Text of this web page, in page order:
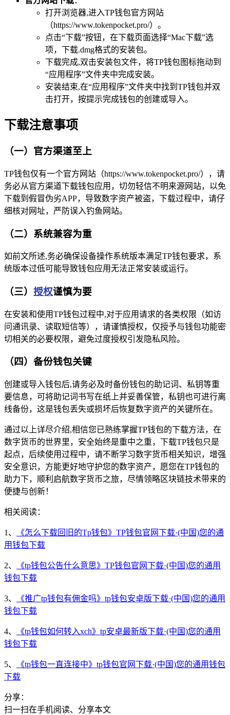
打开浏览器,进入TP钱包官方网站
（https://www.tokenpocket.pro/）。
点击“下载”按钮，在下载页面选择“Mac下载”选
项，下载.dmg格式的安装包。
下载完成,双击安装包文件，将TP钱包图标拖动到
“应用程序”文件夹中完成安装。
安装结束,在“应用程序”文件夹中找到TP钱包并双
击打开，按提示完成钱包的创建或导入。
下载注意事项
（一）官方渠道至上
TP钱包仅有一个官方网站（https://www.tokenpocket.pro/），请
务必从官方渠道下载钱包应用，切勿轻信不明来源网站，以免
下载到假冒伪劣APP，导致数字资产被盗，下载过程中，请仔
细核对网址，严防误入钓鱼网站。
（二）系统兼容为重
如前文所述,务必确保设备操作系统版本满足TP钱包要求，系
统版本过低可能导致钱包应用无法正常安装或运行。
（三） 授权谨慎为要
在安装和使用TP钱包过程中,对于应用请求的各类权限（如访
问通讯录、读取短信等），请谨慎授权，仅授予与钱包功能密
切相关的必要权限，避免过度授权引发隐私风险。
（四）备份钱包关键
创建或导入钱包后,请务必及时备份钱包的助记词、私钥等重
要信息，可将助记词书写在纸上并妥善保管，私钥也可进行离
线备份，这是钱包丢失或损坏后恢复数字资产的关键所在。
通过以上详尽介绍,相信您已熟练掌握TP钱包的下载方法，在
数字货币的世界里，安全始终是重中之重，下载TP钱包只是
起点，后续使用过程中，请不断学习数字货币相关知识，增强
安全意识，方能更好地守护您的数字资产，愿您在TP钱包的
助力下，顺利启航数字货币之旅，尽情领略区块链技术带来的
便捷与创新！
相关阅读：
1、
《怎么下载回旧的Tp钱包》TP钱包官网下载·(中国)您的通
用钱包下载
2、
《tp钱包公告什么意思》TP钱包官网下载·(中国)您的通用
钱包下载
3、
《推广tp钱包有佣金吗》tp钱包安卓版下载·(中国)您的通用
钱包下载
4、
《tp钱包如何转入xch》tp安卓最新版下载·(中国)您的通用
钱包下载
5、
《tp钱包一直连接中》tp钱包官网下载·(中国)您的通用钱包
下载
分享：
扫一扫在手机阅读、分享本文